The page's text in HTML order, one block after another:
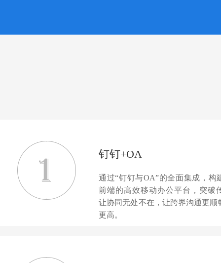
钉钉+OA
通过“钉钉与OA”的全面集成，构
前端的高效移动办公平台，突破
让协同无处不在，让跨界沟通更顺
更高。